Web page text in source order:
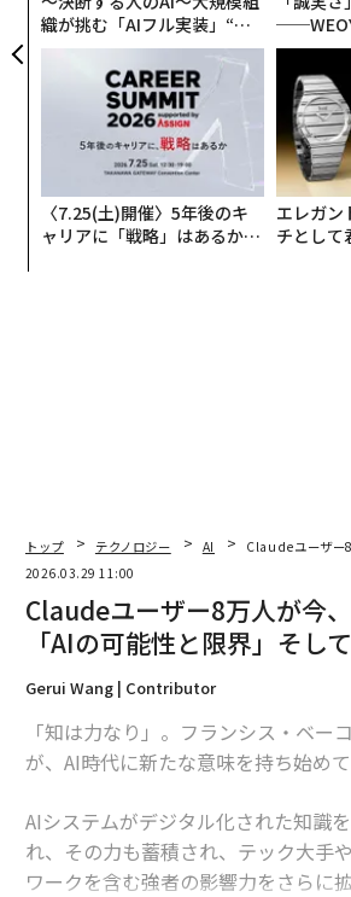
織が挑む「AIフル実装」“使
う”企業から“動く”企業へ【N
TTドコモビジネス×PwC】
ら寿司の
〈7.25(土)開催〉5年後のキ
ャリアに「戦略」はあるか。
エレガン
チとして
トップ テクノロジー AI
Claudeユーザー
2026.03.29 11:00
Claudeユーザー8万人が今
「AIの可能性と限界」そし
Gerui Wang | Contributor
「知は力なり」。フランシス・ベー
が、AI時代に新たな意味を持ち始めて
AIシステムがデジタル化された知識
れ、その力も蓄積され、テック大手
ワークを含む強者の影響力をさらに